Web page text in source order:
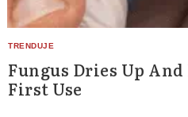
Fungus Dries Up
First Use